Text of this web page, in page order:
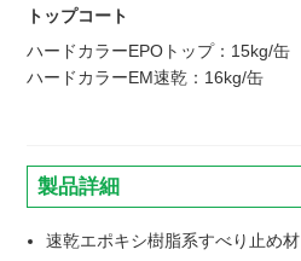
トップコート
ハードカラーEPOトップ：15kg/缶
ハードカラーEM速乾：16kg/缶
製品詳細
速乾エポキシ樹脂系すべり止め材